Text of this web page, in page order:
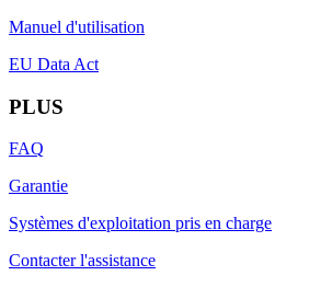
Manuel d'utilisation
EU Data Act
PLUS
FAQ
Garantie
Systèmes d'exploitation pris en charge
Contacter l'assistance